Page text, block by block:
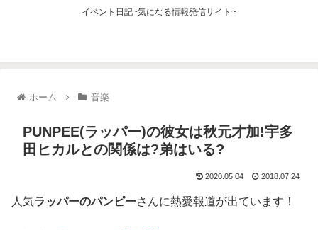
イベント日記~気になる情報発信サイト~
ホーム 音楽
PUNPEE(ラッパー)の彼女は秋元才加!宇多
田ヒカルとの関係は?弟はいる?
2020.05.04 2018.07.24
人気ラッパーのパンピーさんに熱愛報道が出ています！